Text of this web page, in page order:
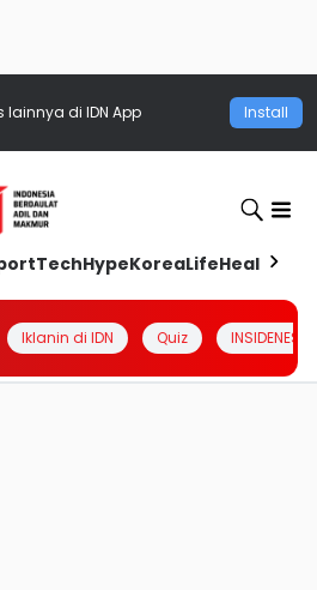
lainnya di IDN App Install
TechHypeKoreaLifeHealth
Iklanin di IDN Quiz INSIDENESIA